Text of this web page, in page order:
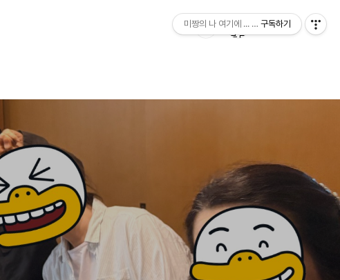
미짱의 나 여기에 ... 미짱의 동경 생활
구독하기